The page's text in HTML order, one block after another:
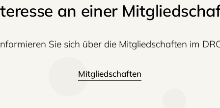
an einer
Sie sich über die Mitgliedschaften im
Mitgliedschaften